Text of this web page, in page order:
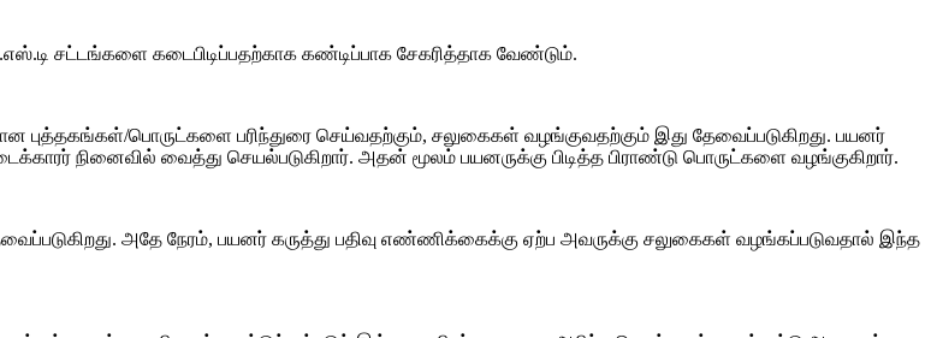
சட்டங்களை கடைபிடிப்பதற்காக கண்டிப்பாக சேகரித்தாக வேண்டும்.
புத்தகங்கள்/பொருட்களை பரிந்துரை செய்வதற்கும், சலுகைகள் வழங்குவதற்கும் இது தேவைப்படுகிறது. பயனர்
நினைவில் வைத்து செயல்படுகிறார். அதன் மூலம் பயனருக்கு பிடித்த பிராண்டு பொருட்களை வழங்குகிறார்.
அதே நேரம், பயனர் கருத்து பதிவு எண்ணிக்கைக்கு ஏற்ப அவருக்கு சலுகைகள் வழங்கப்படுவதால் இந்த